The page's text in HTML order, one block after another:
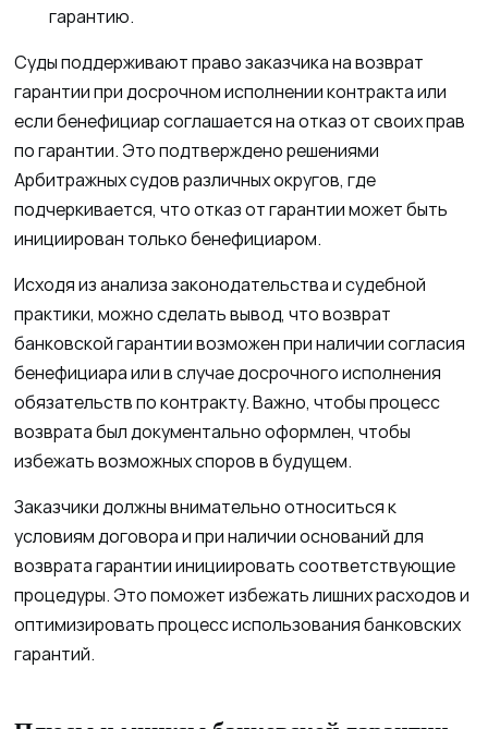
гарантию.
Суды поддерживают право заказчика на возврат
гарантии при досрочном исполнении контракта или
если бенефициар соглашается на отказ от своих прав
по гарантии. Это подтверждено решениями
Арбитражных судов различных округов, где
подчеркивается, что отказ от гарантии может быть
инициирован только бенефициаром.
Исходя из анализа законодательства и судебной
практики, можно сделать вывод, что возврат
банковской гарантии возможен при наличии согласия
бенефициара или в случае досрочного исполнения
обязательств по контракту. Важно, чтобы процесс
возврата был документально оформлен, чтобы
избежать возможных споров в будущем.
Заказчики должны внимательно относиться к
условиям договора и при наличии оснований для
возврата гарантии инициировать соответствующие
процедуры. Это поможет избежать лишних расходов и
оптимизировать процесс использования банковских
гарантий.